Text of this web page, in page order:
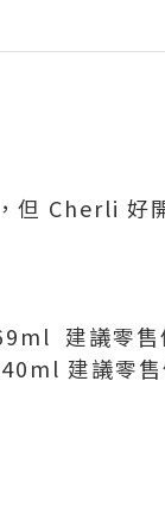
但 Cherli 好
建議零
建議零